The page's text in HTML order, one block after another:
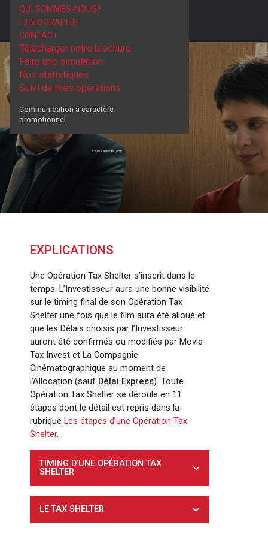
Télécharger notre brochure
Faire une simulation
Nos statistiques
Suivi de mes opérations
Communication à caractère
promotionnel
QUI SOMMES-NOUS?
FILMOGRAPHIE
CONTACT
EXPLICATIONS
Une Opération Tax Shelter s’inscrit dans le
temps. L’Investisseur aura une bonne visibilité
sur le timing final de son Opération Tax
Shelter une fois que le film aura été alloué et
que les Délais choisis par l’Investisseur
auront été confirmés ou modifiés par Movie
Tax Invest et La Compagnie
Cinématographique au moment de
l’Allocation (sauf Délai Express). Toute
Opération Tax Shelter se déroule en 11
étapes dont le détail est repris dans la
rubrique Les étapes d’une Opération Tax
Shelter.
TIMING D’UNE OPÉRATION TAX
SHELTER
LE TAX SHELTER